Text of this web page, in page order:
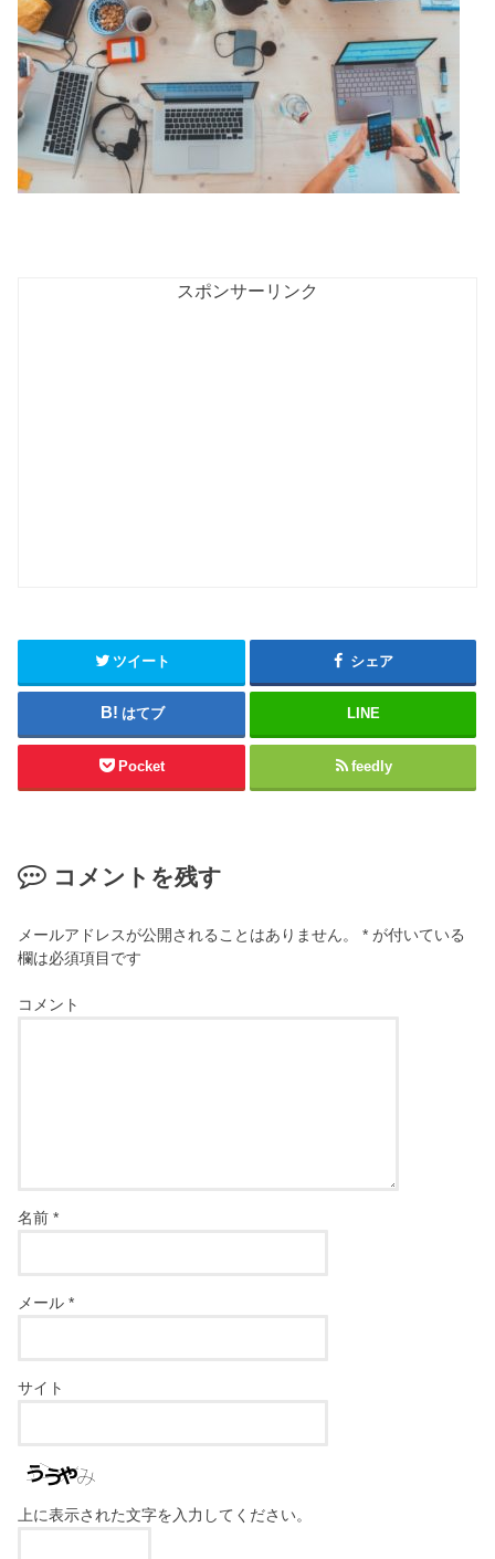
スポンサーリンク
ツイート シェア
はてブ LINE
Pocket feedly
コメントを残す
メールアドレスが公開されることはありません。 * が付いている
欄は必須項目です
コメント
名前*
メール*
サイト
上に表示された文字を入力してください。